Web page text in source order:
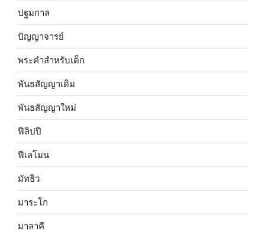
ปฐมกาล
ปัญญาจารย์
พระคำสำหรับเด็ก
พันธสัญญาเดิม
พันธสัญญาใหม่
ฟีลิปปี
ฟีเลโมน
มัทธิว
มาระโก
มาลาคี